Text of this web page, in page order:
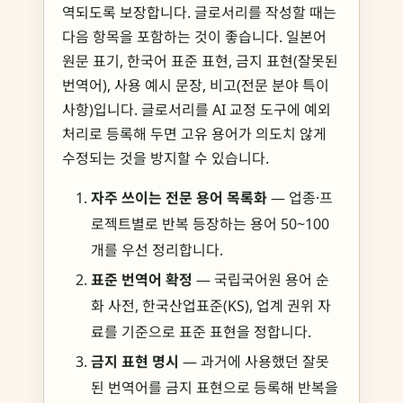
역되도록 보장합니다. 글로서리를 작성할 때는
다음 항목을 포함하는 것이 좋습니다. 일본어
원문 표기, 한국어 표준 표현, 금지 표현(잘못된
번역어), 사용 예시 문장, 비고(전문 분야 특이
사항)입니다. 글로서리를 AI 교정 도구에 예외
처리로 등록해 두면 고유 용어가 의도치 않게
수정되는 것을 방지할 수 있습니다.
자주 쓰이는 전문 용어 목록화— 업종·프
로젝트별로 반복 등장하는 용어 50~100
개를 우선 정리합니다.
표준 번역어 확정 — 국립국어원 용어 순
화 사전, 한국산업표준(KS), 업계 권위 자
료를 기준으로 표준 표현을 정합니다.
금지 표현 명시 — 과거에 사용했던 잘못
된 번역어를 금지 표현으로 등록해 반복을